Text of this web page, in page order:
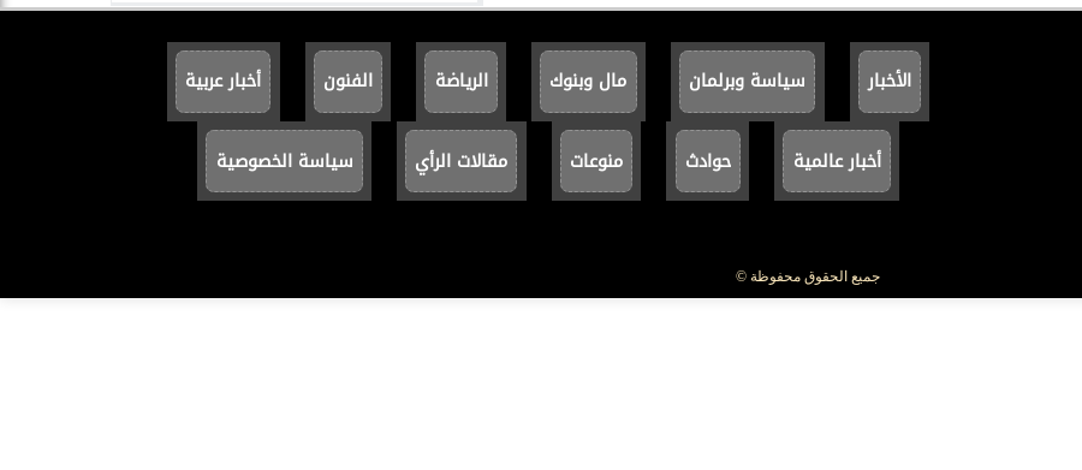
الأخبار سياسة وبرلمان مال وبنوك الرياضة الفنون أخبار عربية
أخبار عالمية حوادث منوعات مقالات الرأي سياسة الخصوصية
جميع الحقوق محفوظة ©